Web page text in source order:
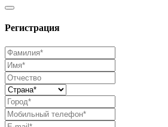
Регистрация